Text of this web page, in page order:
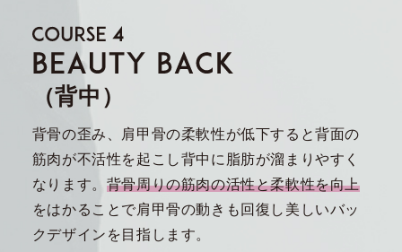
（背中）
背骨の歪み、肩甲骨の柔軟性が低下すると背面の
筋肉が不活性を起こし背中に脂肪が溜まりやすく
なります。 背骨周りの筋肉の活性と柔軟性を向上
をはかることで肩甲骨の動きも回復し美しいバッ
クデザインを目指します。